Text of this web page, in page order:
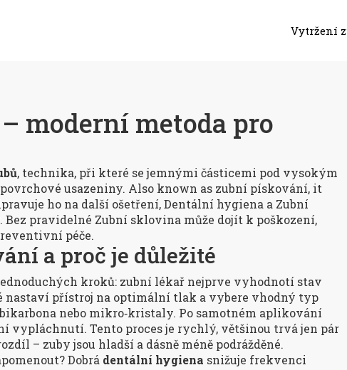
Vytržení
moderní metoda pro
, technika, při které se jemnými částicemi pod vysokým
usazeniny. Also known as zubní pískování, it
ho na další ošetření,Dentální hygiena a Zubní
Bez pravidelné Zubní sklovina může dojít k poškození,
péče.
a proč je důležité
kroků: zubní lékař nejprve vyhodnotí stav
nastaví přístroj na optimální tlak a vybere vhodný typ
nebo mikro‑kristaly. Po samotném aplikování
vypláchnutí. Tento proces je rychlý, většinou trvá jen pár
– zuby jsou hladší a dásně méně podrážděné.
Dobrá dentální hygiena snižuje frekvenci